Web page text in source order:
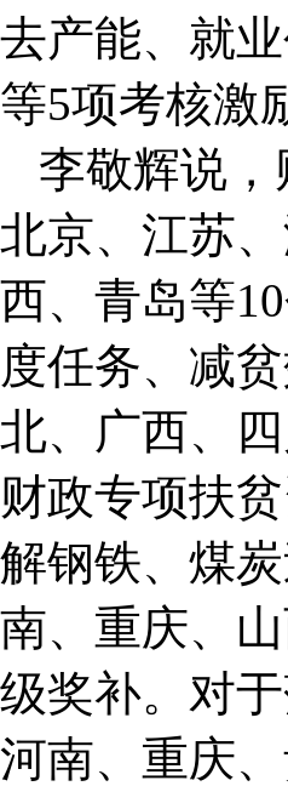
去产能、就
等5项考核激
李敬辉说
北京、江苏
西、青岛等
度任务、减
北、广西、
财政专项扶
解钢铁、煤
南、重庆、
级奖补。对
河南、重庆